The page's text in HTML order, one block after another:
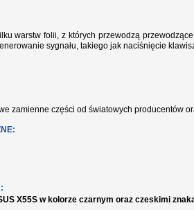
warstw folii, z których przewodzą
sygnału, takiego jak naciśnięcie
zamienne części od światowych producentów
X55S w kolorze czarnym oraz czeskimi